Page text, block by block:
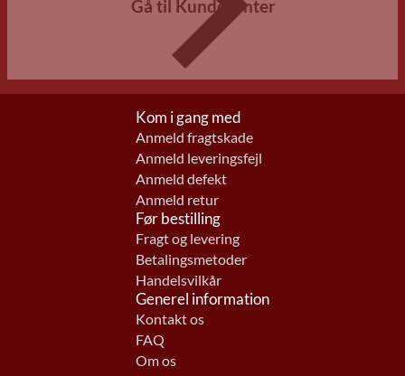
Gå til Kundecenter
Kom i gang med
Anmeld fragtskade
Anmeld leveringsfejl
Anmeld defekt
Anmeld retur
Før bestilling
Fragt og levering
Betalingsmetoder
Handelsvilkår
Generel information
Kontakt os
FAQ
Om os